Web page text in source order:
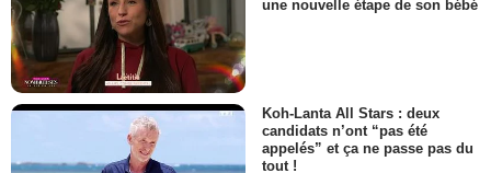
une nouvelle étape de son bébé
Koh-Lanta All Stars : deux
candidats n’ont “pas été
appelés” et ça ne passe pas du
tout !